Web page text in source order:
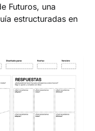
Futuros, una
estructuradas en